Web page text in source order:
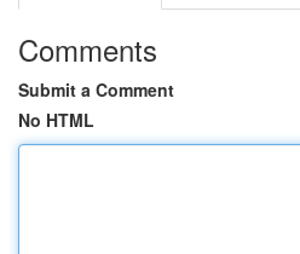
Comments
Submit a Comment
No HTML